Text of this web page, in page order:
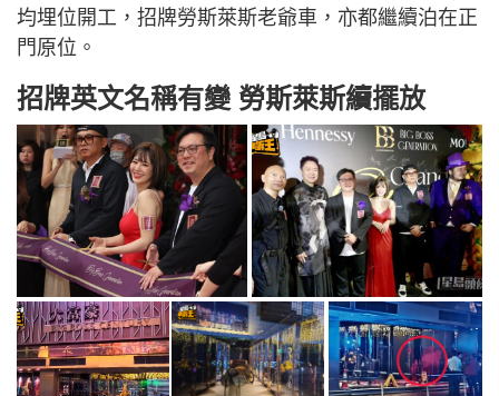
均埋位開工，招牌勞斯萊斯老爺車，亦都繼續泊在正
門原位。
招牌英文名稱有變 勞斯萊斯續擺放